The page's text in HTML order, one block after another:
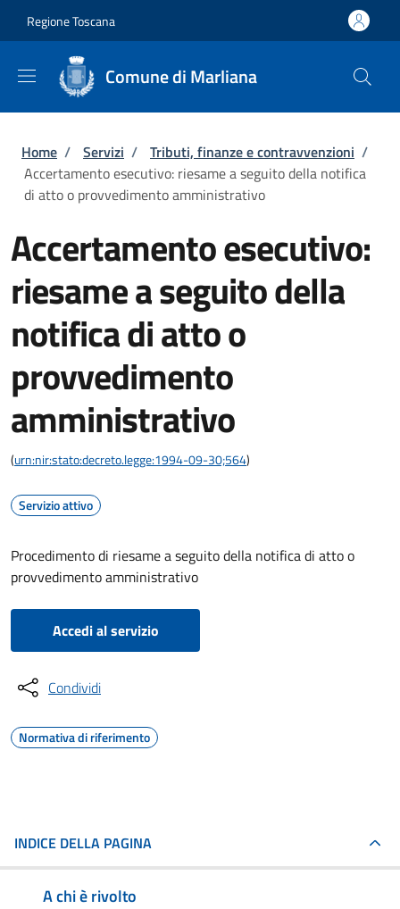
Regione Toscana
Comune di Marliana
Briciole di pane
Home / Servizi / Tributi, finanze e contravvenzioni /
Accertamento esecutivo: riesame a seguito della notifica
di atto o provvedimento amministrativo
Accertamento esecutivo:
riesame a seguito della
notifica di atto o
provvedimento
amministrativo
(urn:nir:stato:decreto.legge:1994-09-30;564)
Servizio attivo
Procedimento di riesame a seguito della notifica di atto o
provvedimento amministrativo
Accedi al servizio
Condividi
Normativa di riferimento
INDICE DELLA PAGINA
A chi è rivolto